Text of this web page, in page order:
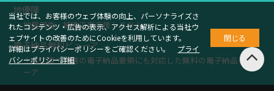
当社では、お客様のウェブ体験の向上、パーソナライズさ
れたコンテンツ・広告の表示、アクセス解析による当社ウ
ェブサイトの改善のためにCookieを利用しています。
詳細はプライバシーポリシーをご確認ください。
プライ
バシーポリシー詳細
閉じる
地優陣
地盤調査・補強工事支援システム
電子納品無料ビューア
土木工事や営繕の電子納品要領にも対応した無料の電子納品ビュ
ーア